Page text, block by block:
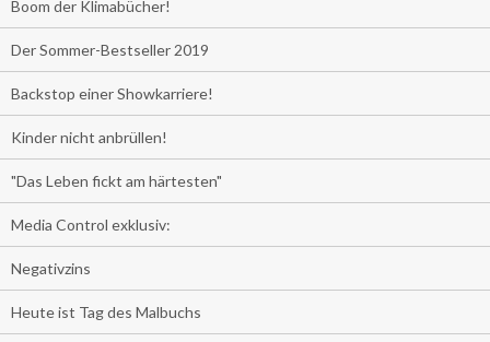
Boom der Klimabücher!
Der Sommer-Bestseller 2019
Backstop einer Showkarriere!
Kinder nicht anbrüllen!
"Das Leben fickt am härtesten"
Media Control exklusiv:
Negativzins
Heute ist Tag des Malbuchs